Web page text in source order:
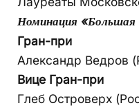
Номинация «Большая
Гран-при
Александр Ведров
Вице Гран-при
Глеб Островерх